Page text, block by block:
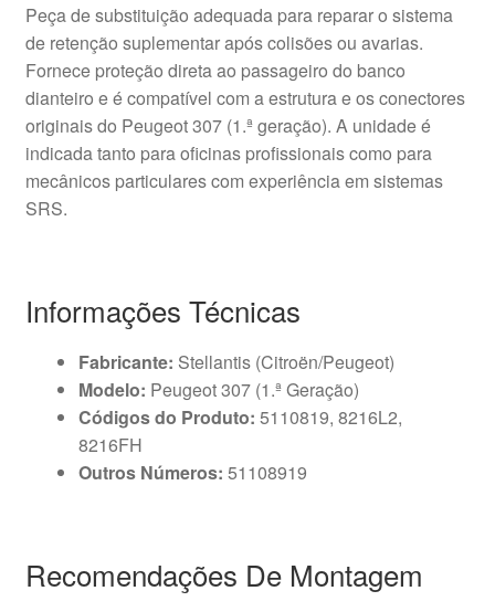
Peça de substituição adequada para reparar o sistema
de retenção suplementar após colisões ou avarias.
Fornece proteção direta ao passageiro do banco
dianteiro e é compatível com a estrutura e os conectores
originais do Peugeot 307 (1.ª geração). A unidade é
indicada tanto para oficinas profissionais como para
mecânicos particulares com experiência em sistemas
SRS.
Informações Técnicas
Fabricante: Stellantis (Citroën/Peugeot)
Modelo: Peugeot 307 (1.ª Geração)
Códigos do Produto: 5110819, 8216L2,
8216FH
Outros Números: 51108919
Recomendações De Montagem